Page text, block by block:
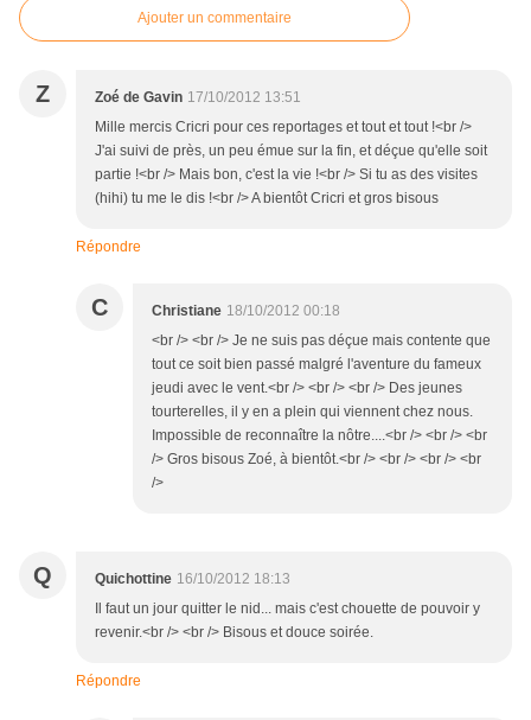
Ajouter un commentaire
Z Zoé de Gavin 17/10/2012 13:51
Mille mercis Cricri pour ces reportages et tout et tout !<br />
J'ai suivi de près, un peu émue sur la fin, et déçue qu'elle soit
partie !<br /> Mais bon, c'est la vie !<br /> Si tu as des visites
(hihi) tu me le dis !<br /> A bientôt Cricri et gros bisous
Répondre
C Christiane 18/10/2012 00:18
<br /> <br /> Je ne suis pas déçue mais contente que
tout ce soit bien passé malgré l'aventure du fameux
jeudi avec le vent.<br /> <br /> <br /> Des jeunes
tourterelles, il y en a plein qui viennent chez nous.
Impossible de reconnaître la nôtre....<br /> <br /> <br
/> Gros bisous Zoé, à bientôt.<br /> <br /> <br /> <br
/>
Q Quichottine 16/10/2012 18:13
Il faut un jour quitter le nid... mais c'est chouette de pouvoir y
revenir.<br /> <br /> Bisous et douce soirée.
Répondre